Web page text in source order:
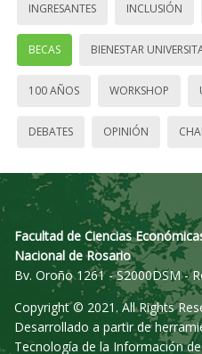
INGRESANTES INCLUSIÓN
BECAS BIENESTAR
100 AÑOS WORKSHOP
DEBATES OPINIÓN
Facultad de Ciencias
Nacional de Rosario
Bv. Oroño 1261 - S2000DSM -
Copyright © 2021. All Rights
Desarrollado a partir de
Tecnología de la Información de